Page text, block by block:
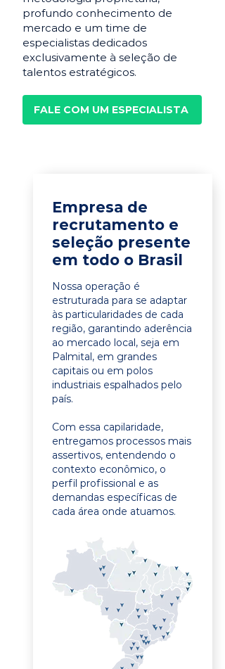
profundo conhecimento de
mercado e um time de
especialistas dedicados
exclusivamente à seleção de
talentos estratégicos.
FALE COM UM ESPECIALISTA
Empresa de
recrutamento e
seleção presente
em todo o Brasil
Nossa operação é
estruturada para se adaptar
às particularidades de cada
região, garantindo aderência
ao mercado local, seja em
Palmital, em grandes
capitais ou em polos
industriais espalhados pelo
país.
Com essa capilaridade,
entregamos processos mais
assertivos, entendendo o
contexto econômico, o
perfil profissional e as
demandas específicas de
cada área onde atuamos.